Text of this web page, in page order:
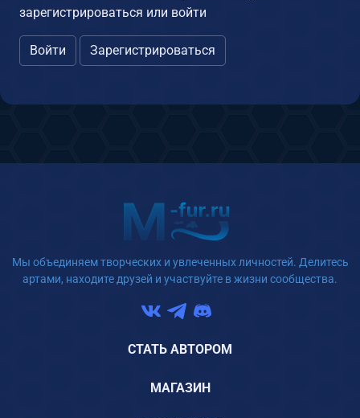
зарегистрироваться или войти
Войти Зарегистрироваться
Мы объединяем творческих и увлеченных личностей. Делитесь
артами, находите друзей и участвуйте в жизни сообщества.
СТАТЬ АВТОРОМ
МАГАЗИН